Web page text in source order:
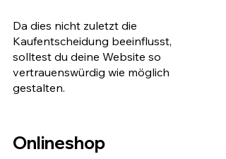
Da dies nicht zuletzt die
Kaufentscheidung beeinflusst,
solltest du deine Website so
vertrauenswürdig wie möglich
gestalten.
Onlineshop